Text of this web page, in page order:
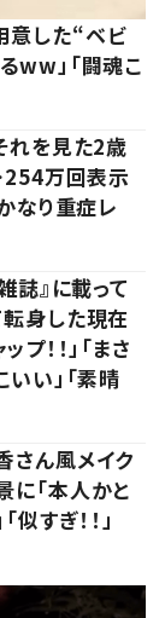
意した“ベビ
ww」「闘魂こ
れを見た2歳
万回表示
なり重症レ
誌』に載って
身した現在
！！」「まさ
いい」「素晴
ん風メイク
「本人かと
すぎ！！」